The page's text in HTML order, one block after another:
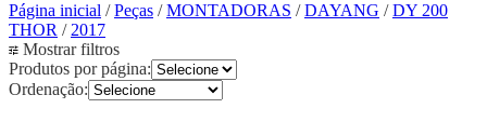
Página inicial /Peças /MONTADORAS /DAYANG /DY 200
THOR /2017
Mostrar filtros
Produtos por página:
Ordenação: